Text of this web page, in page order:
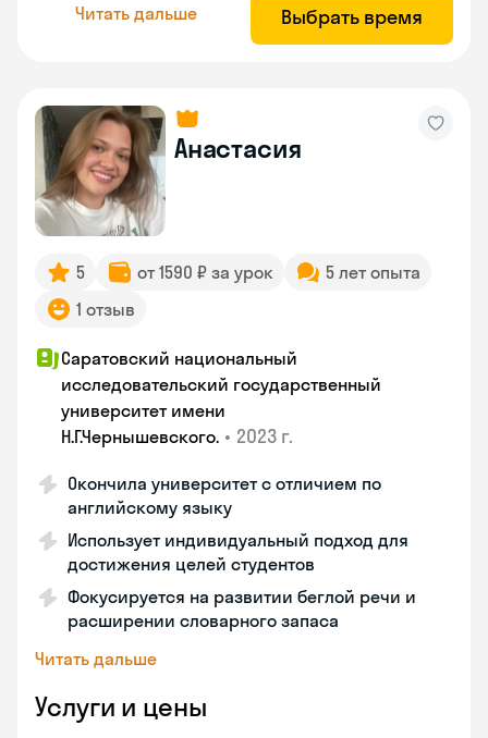
Читать дальше Выбрать время
Анастасия
5 от 1590 ₽ за урок
5 лет опыта
1 отзыв
Саратовский национальный
исследовательский государственный
университет имени
Н.Г.Чернышевскогo. • 2023 г.
Окончила университет с отличием по
английскому языку
Использует индивидуальный подход для
достижения целей студентов
Фокусируется на развитии беглой речи и
расширении словарного запаса
Читать дальше
Услуги и цены